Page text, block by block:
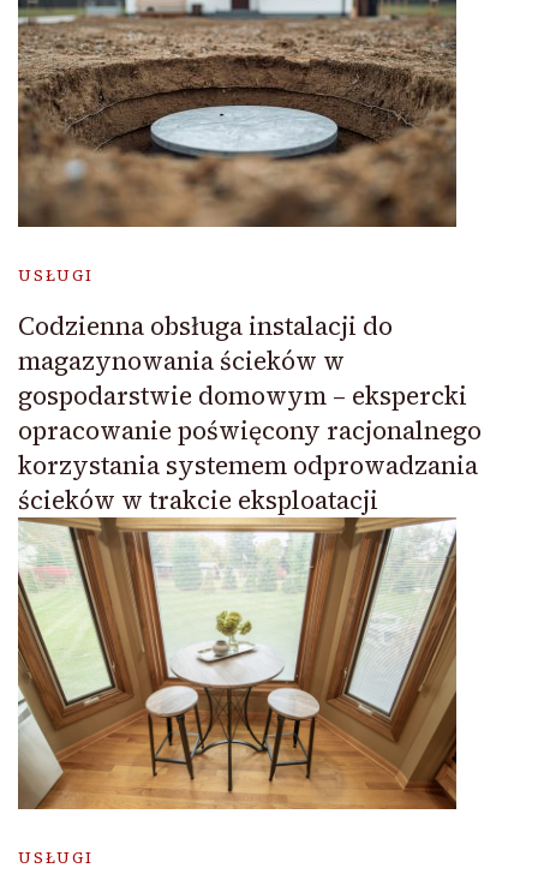
USŁUGI
Codzienna obsługa instalacji do
magazynowania ścieków w
gospodarstwie domowym – ekspercki
opracowanie poświęcony racjonalnego
korzystania systemem odprowadzania
ścieków w trakcie eksploatacji
USŁUGI